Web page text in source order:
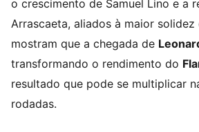
o crescimento de Samuel Lino e a
Arrascaeta, aliados à maior solidez
mostram que a chegada de
transformando o rendimento do
resultado que pode se multiplicar
rodadas.